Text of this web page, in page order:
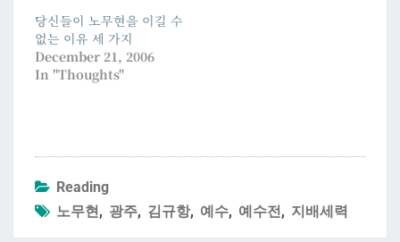
당신들이 노무현을 이길 수
없는 이유 세 가지
December 21, 2006
In "Thoughts"
Reading
노무현, 광주, 김규항, 예수, 예수전, 지배세력